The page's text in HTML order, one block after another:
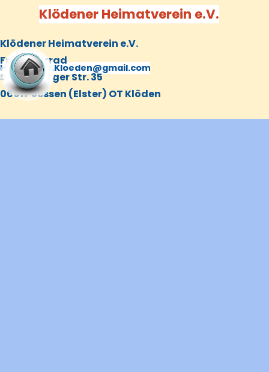
Klödener Heimatverein e.V.
(03 53 88) 20 568
Homepage.Kloeden@gmail.com
Klödener Heimatverein e.V.
Frank Zarrad
Schützberger Str. 35
06917 Jessen (Elster) OT Klöden